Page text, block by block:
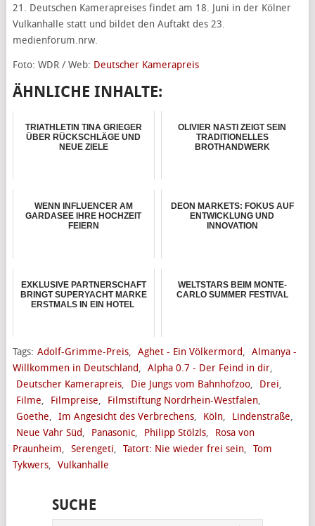
21. Deutschen Kamerapreises findet am 18. Juni in der Kölner
Vulkanhalle statt und bildet den Auftakt des 23.
medienforum.nrw.
Foto: WDR / Web: Deutscher Kamerapreis
ÄHNLICHE INHALTE:
TRIATHLETIN TINA GRIEGER
ÜBER RÜCKSCHLÄGE UND
NEUE ZIELE
OLIVIER NASTI ZEIGT SEIN
TRADITIONELLES
BROTHANDWERK
WENN INFLUENCER AM
GARDASEE IHRE HOCHZEIT
FEIERN
DEON MARKETS: FOKUS AUF
ENTWICKLUNG UND
INNOVATION
EXKLUSIVE PARTNERSCHAFT
BRINGT SUPERYACHT MARKE
ERSTMALS IN EIN HOTEL
WELTSTARS BEIM MONTE-
CARLO SUMMER FESTIVAL
Tags: Adolf-Grimme-Preis, Aghet - Ein Völkermord, Almanya -
Willkommen in Deutschland, Alpha 0.7 - Der Feind in dir,
Deutscher Kamerapreis, Die Jungs vom Bahnhofzoo, Drei,
Filme, Filmpreise, Filmstiftung Nordrhein-Westfalen,
Goethe, Im Angesicht des Verbrechens, Köln, Lindenstraße,
Neue Vahr Süd, Panasonic, Philipp Stölzls,
Rosa von
Praunheim, Serengeti, Tatort: Nie wieder frei sein, Tom
Tykwers, Vulkanhalle
SUCHE